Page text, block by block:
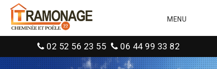
MENU
02 52 56 23 55 06 44 99 33 82